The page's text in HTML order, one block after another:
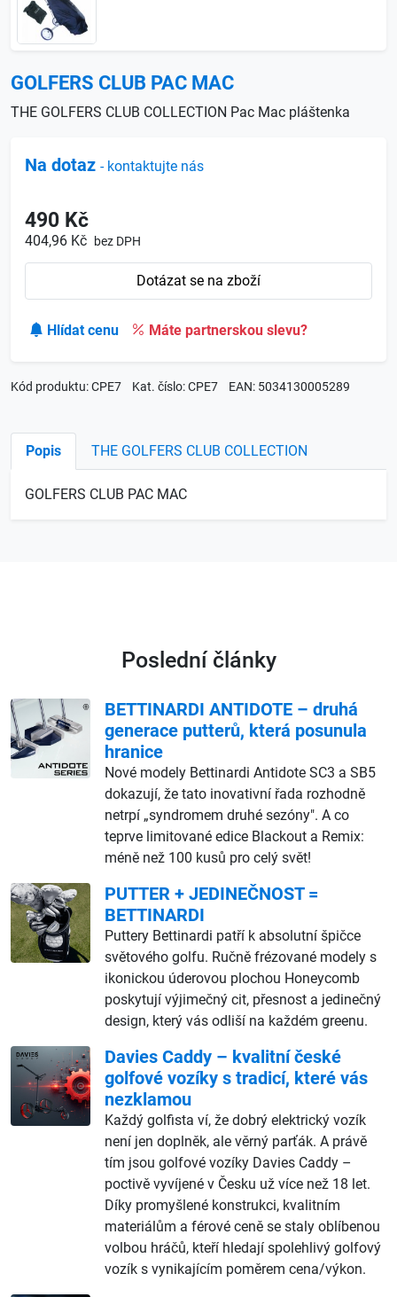
GOLFERS CLUB PAC MAC
THE GOLFERS CLUB COLLECTION Pac Mac pláštenka
Na dotaz - kontaktujte nás
490 Kč
404,96 Kč bez DPH
Dotázat se na zboží
Hlídat cenu Máte partnerskou slevu?
Kód produktu: CPE7 Kat. číslo: CPE7 EAN: 5034130005289
Popis THE GOLFERS CLUB COLLECTION
GOLFERS CLUB PAC MAC
Poslední články
BETTINARDI ANTIDOTE – druhá
generace putterů, která posunula
hranice
Nové modely Bettinardi Antidote SC3 a SB5
dokazují, že tato inovativní řada rozhodně
netrpí „syndromem druhé sezóny". A co
teprve limitované edice Blackout a Remix:
méně než 100 kusů pro celý svět!
PUTTER + JEDINEČNOST =
BETTINARDI
Puttery Bettinardi patří k absolutní špičce
světového golfu. Ručně frézované modely s
ikonickou úderovou plochou Honeycomb
poskytují výjimečný cit, přesnost a jedinečný
design, který vás odliší na každém greenu.
Davies Caddy – kvalitní české
golfové vozíky s tradicí, které vás
nezklamou
Každý golfista ví, že dobrý elektrický vozík
není jen doplněk, ale věrný parťák. A právě
tím jsou golfové vozíky Davies Caddy –
poctivě vyvíjené v Česku už více než 18 let.
Díky promyšlené konstrukci, kvalitním
materiálům a férové ceně se staly oblíbenou
volbou hráčů, kteří hledají spolehlivý golfový
vozík s vynikajícím poměrem cena/výkon.